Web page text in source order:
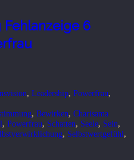
6
, Leadership, Powerfrau,
, Bewirken, Charisama
, Powerfrau, Schatten, Seele, Sein,
, Selbstwertgefühl,